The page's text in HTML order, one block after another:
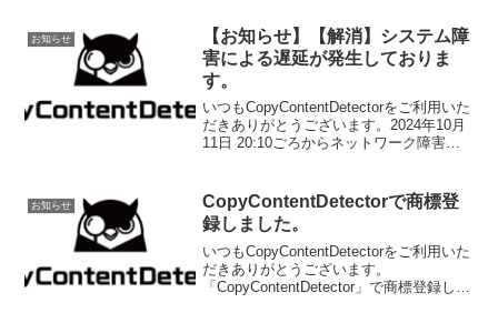
CopyContentDetectorをよろし...
お知らせ
【お知らせ】【解消】システム障
害による遅延が発生しておりま
す。
いつもCopyContentDetectorをご利用いた
だきありがとうございます。2024年10月
11日 20:10ごろからネットワーク障害で
へ確認しております。【追記...
お知らせ
CopyContentDetectorで商標登
録しました。
いつもCopyContentDetectorをご利用いた
だきありがとうございます。
「CopyContentDetector」で商標登録して